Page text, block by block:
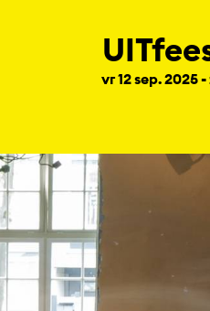
vr 12 sep. 2025